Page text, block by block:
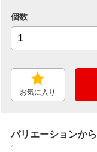
個数
お気に入り
バリエーションか